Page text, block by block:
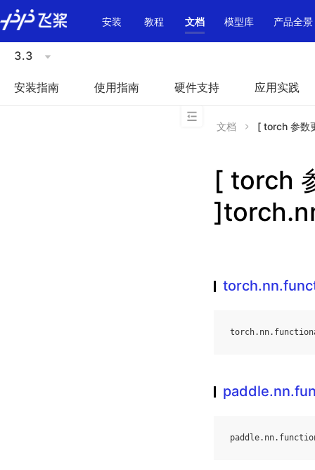
\u200E
安装
教程 文档 模型库 产品全景
3.3
安装指南 使用指南 硬件支持 应用实践
文档 [ torch 参数
[ torch
torch. nn.
paddle. nn.